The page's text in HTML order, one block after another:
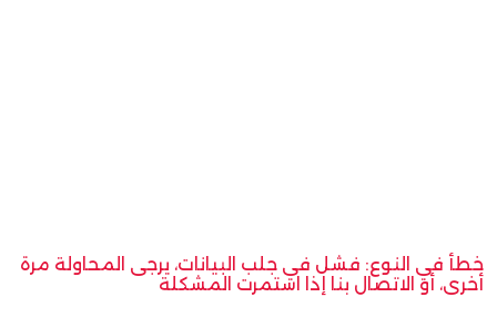
خطأ في النوع: فشل في جلب البيانات، يرجى المحاولة مرة
أخرى، أو الاتصال بنا إذا استمرت المشكلة